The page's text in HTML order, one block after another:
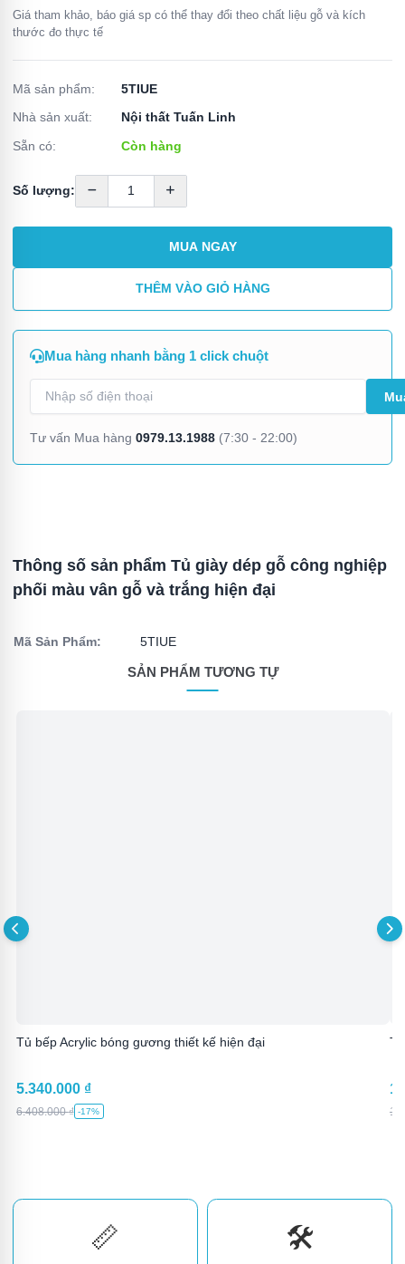
Giá tham khảo, báo giá sp có thể thay đổi theo chất liệu gỗ và kích
thước đo thực tế
Mã sản phẩm:
5TIUE
Nhà sản xuất:
Nội thất Tuấn Linh
Sẵn có:
Còn hàng
Số lượng:
MUA NGAY
THÊM VÀO GIỎ HÀNG
Mua hàng nhanh bằng 1 click chuột
Tư vấn Mua hàng 0979.13.1988(7:30 - 22:00)
Thông số sản phẩm Tủ giày dép gỗ công nghiệp
phối màu vân gỗ và trắng hiện đại
Mã Sản Phẩm: 5TIUE
SẢN PHẨM TƯƠNG TỰ
Tủ bếp Acrylic bóng gương thiết kế hiện đại
5.340.000 ₫
6.408.000₫ -17%
📏 🛠️